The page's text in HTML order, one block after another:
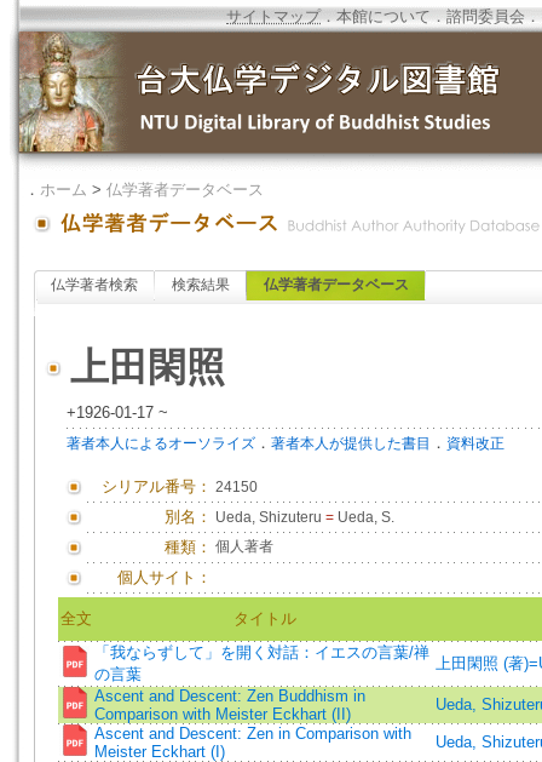
サイトマップ．本館について ．諮問委員会 ．
． ホーム > 仏学著者データベース
仏学著者検索 検索結果 仏学著者データベース
上田閑照
+1926-01-17 ~
著者本人によるオーソライズ ． 著者本人が提供した書目 ． 資料改正
シリアル番号： 24150
別名： Ueda, Shizuteru = Ueda, S.
種類： 個人著者
個人サイト：
全文
タイトル
「我ならずして」を開く対話：イエスの言葉/禅
の言葉
上田閑照 (著
Ascent and Descent: Zen Buddhism in
Comparison with Meister Eckhart (II)
Ueda,
Ascent and Descent: Zen in Comparison with
Meister Eckhart (I)
Ueda,